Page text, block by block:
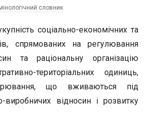
словник
соціально-економічних та
спрямованих на регулювання
та раціональну організацію
територіальних одиниць,
що вживаються під
виробничих відносин і розвитку